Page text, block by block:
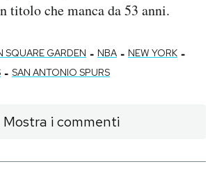
titolo che manca da 53 anni.
SQUARE GARDEN - NBA - NEW YORK -
- SAN ANTONIO SPURS
Mostra i commenti